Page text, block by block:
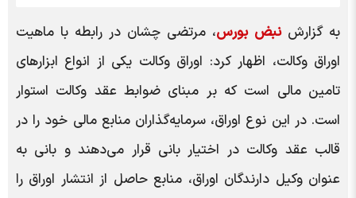
به گزارش نبض بورس، مرتضی چشان در رابطه با ماهیت
اوراق وکالت، اظهار کرد: اوراق وکالت یکی از انواع ابزارهای
تامین مالی است که بر مبنای ضوابط عقد وکالت استوار
است. در این نوع اوراق، سرمایه‌گذاران منابع مالی خود را در
قالب عقد وکالت در اختیار بانی قرار می‌دهند و بانی به
عنوان وکیل دارندگان اوراق، منابع حاصل از انتشار اوراق را